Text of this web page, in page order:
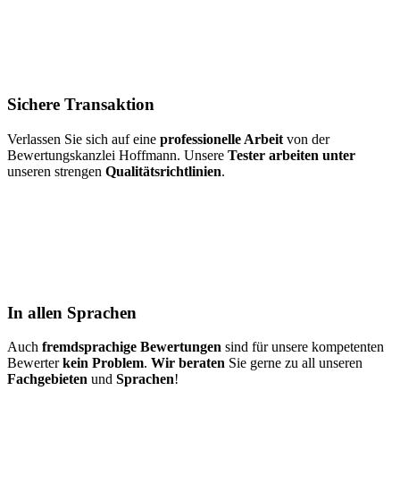
Sichere Transaktion
Verlassen Sie sich auf eine professionelle Arbeit von der
Bewertungskanzlei Hoffmann. Unsere Tester arbeiten unter
unseren strengen Qualitätsrichtlinien.
In allen Sprachen
Auch fremdsprachige Bewertungen sind für unsere kompetenten
Bewerterkein Problem. Wir beraten Sie gerne zu all unseren
Fachgebieten und Sprachen!